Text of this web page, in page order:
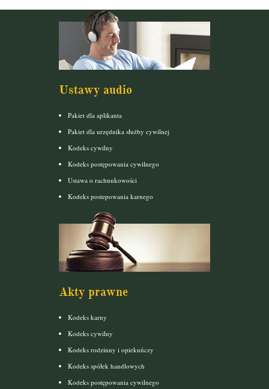
Ustawy audio
Pakiet dla aplikanta
Pakiet dla urzędnika służby cywilnej
Kodeks cywilny
Kodeks postępowania cywilnego
Ustawa o rachunkowości
Kodeks postepowania karnego
Akty prawne
Kodeks karny
Kodeks cywilny
Kodeks rodzinny i opiekuńczy
Kodeks spółek handlowych
Kodeks postępowania cywilnego